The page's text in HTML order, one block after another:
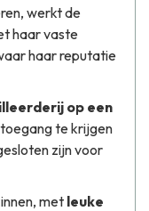
werkt de
haar vaste
haar reputatie
op een
te krijgen
zijn voor
met leuke